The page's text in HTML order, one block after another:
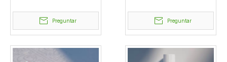
líquido lápiz labial
envases brillo de labios
embalaje con cepillo
Preguntar
contenedores de brillo
de labios, tubos de brillo
de labios con cepillo
Preguntar